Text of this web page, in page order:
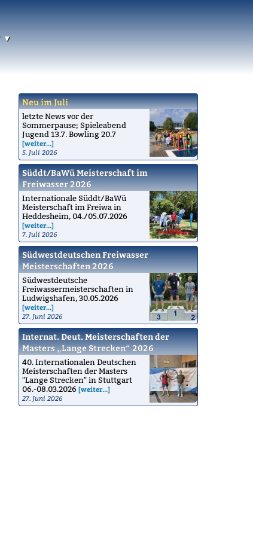
Neu im Juli
letzte News vor der
Sommerpause; Spieleabend
Jugend 13.7. Bowling 20.7
[weiter...]
5. Juli 2026
Süddt/BaWü Meisterschaft im
Freiwasser 2026
Internationale Süddt/BaWü
Meisterschaft im Freiwa in
Heddesheim, 04./05.07.2026
[weiter...]
7. Juli 2026
Südwestdeutschen Freiwasser
Meisterschaften 2026
Südwestdeutsche
Freiwassermeisterschaften in
Ludwigshafen, 30.05.2026
[weiter...]
27. Juni 2026
Internat. Deut. Meisterschaften der
Masters „Lange Strecken“ 2026
40. Internationalen Deutschen
Meisterschaften der Masters
"Lange Strecken" in Stuttgart
06.-08.03.2026 [weiter...]
27. Juni 2026